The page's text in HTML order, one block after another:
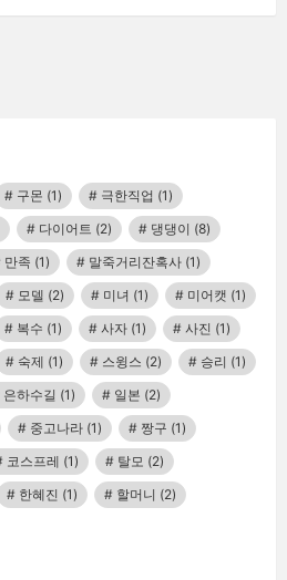
구몬 (1) 극한직업 (1)
다이어트 (2) 댕댕이 (8)
만족 (1) 말죽거리잔혹사 (1)
모델 (2) 미녀 (1) 미어캣 (1)
복수 (1) 사자 (1) 사진 (1)
숙제 (1) 스윙스 (2) 승리 (1)
은하수길 (1) 일본 (2)
중고나라 (1) 짱구 (1)
코스프레 (1) 탈모 (2)
한혜진 (1) 할머니 (2)